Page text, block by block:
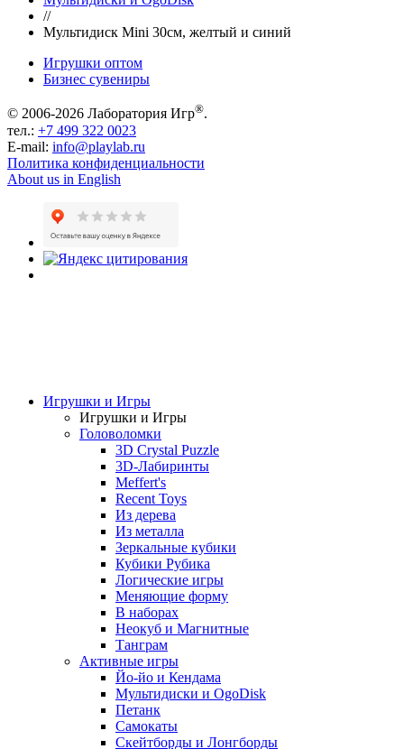
//
Мультидиск Mini 30см, желтый и синий
Игрушки оптом
Бизнес сувениры
© 2006-2026 Лаборатория Игр®.
тел.: +7 499 322 0023
E-mail: info@playlab.ru
Политика конфиденциальности
About us in English
Игрушки и Игры
Игрушки и Игры
Головоломки
3D Crystal Puzzle
3D-Лабиринты
Meffert's
Recent Toys
Из дерева
Из металла
Зеркальные кубики
Кубики Рубика
Логические игры
Меняющие форму
В наборах
Неокуб и Магнитные
Танграм
Активные игры
Йо-йо и Кендама
Мультидиски и OgoDisk
Петанк
Самокаты
Скейтборды и Лонгборды